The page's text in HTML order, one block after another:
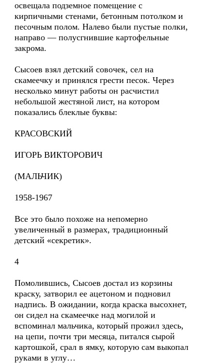
освещала подземное помещение с
кирпичными стенами, бетонным потолком и
песочным полом. Налево были пустые полки,
направо — полусгнившие картофельные
закрома.
Сысоев взял детский совочек, сел на
скамеечку и принялся грести песок. Через
несколько минут работы он расчистил
небольшой жестяной лист, на котором
показались блеклые буквы:
КРАСОВСКИЙ
ИГОРЬ ВИКТОРОВИЧ
(МАЛЬЧИК)
1958-1967
Все это было похоже на непомерно
увеличенный в размерах, традиционный
детский «секретик».
4
Помолившись, Сысоев достал из корзины
краску, затворил ее ацетоном и подновил
надпись. В ожидании, когда краска высохнет,
он сидел на скамеечке над могилой и
вспоминал мальчика, который прожил здесь,
на цепи, почти три месяца, питался сырой
картошкой, срал в ямку, которую сам выкопал
руками в углу…